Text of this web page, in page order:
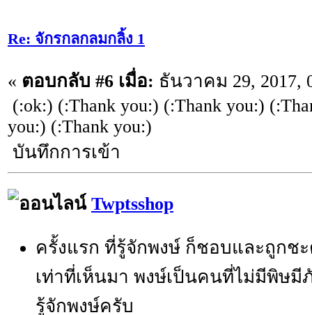
Re: จักรกลกลมกลิ้ง 1
« ตอบกลับ #6 เมื่อ: ธันวาคม 29, 2017,
(:ok:) (:Thank you:) (:Thank you:)
you:) (:Thank you:)
บันทึกการเข้า
Twptsshop
ครั้งแรก ที่รู้จักพงษ์ ก็ชอบและถูกช
เท่าที่เห็นมา พงษ์เป็นคนที่ไม่มีพิษมี
รู้จักพงษ์ครับ